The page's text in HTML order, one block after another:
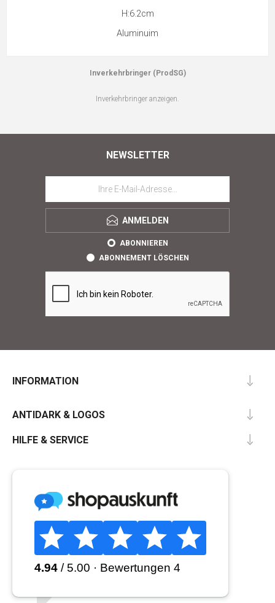
H:6.2cm
Aluminuim
Inverkehrbringer (ProdSG)
Inverkehrbringer anzeigen.
NEWSLETTER
ANMELDEN
ABONNIEREN
ABONNEMENT LÖSCHEN
INFORMATION
ANTIDARK & LOGOS
HILFE & SERVICE